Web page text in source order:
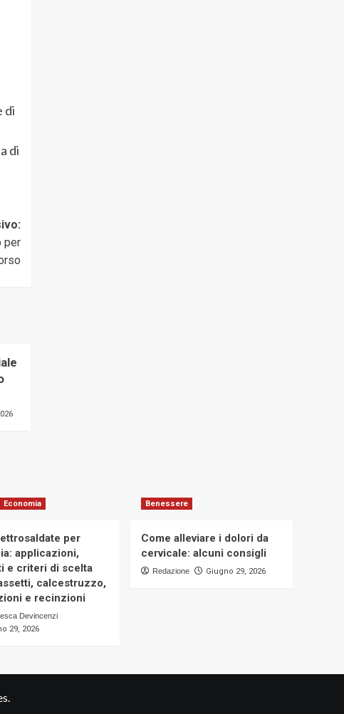
di
di
per
Economia
per
applicazioni,
e criteri di scelta
calcestruzzo,
e recinzioni
Devincenzi
29, 2026
Benessere
Come alleviare i dolori da
cervicale: alcuni consigli
Redazione Giugno 29, 2026